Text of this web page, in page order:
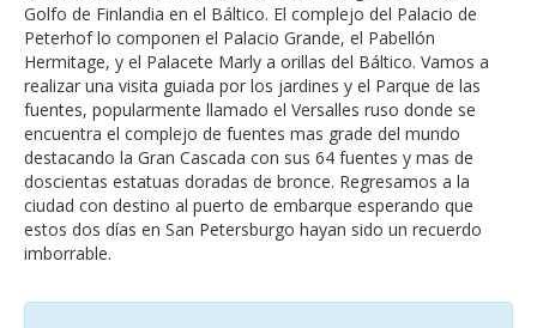
Golfo de Finlandia en el Báltico. El complejo del Palacio de
Peterhof lo componen el Palacio Grande, el Pabellón
Hermitage, y el Palacete Marly a orillas del Báltico. Vamos a
realizar una visita guiada por los jardines y el Parque de las
fuentes, popularmente llamado el Versalles ruso donde se
encuentra el complejo de fuentes mas grade del mundo
destacando la Gran Cascada con sus 64 fuentes y mas de
doscientas estatuas doradas de bronce. Regresamos a la
ciudad con destino al puerto de embarque esperando que
estos dos días en San Petersburgo hayan sido un recuerdo
imborrable.